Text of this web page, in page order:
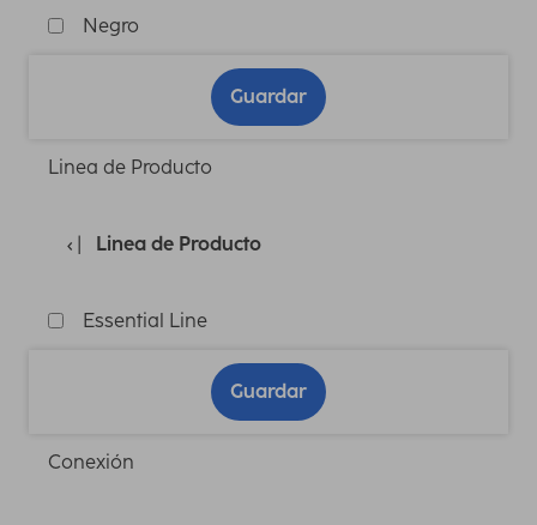
Negro
Guardar
Linea de Producto
Linea de Producto
Essential Line
Guardar
Conexión